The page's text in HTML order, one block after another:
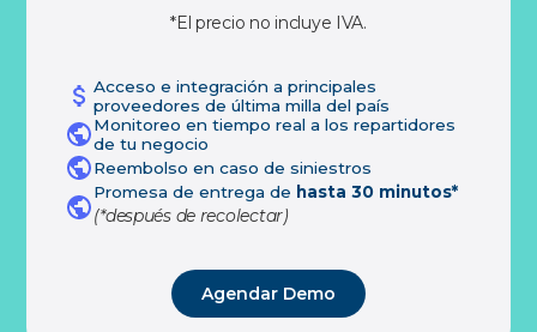
*El precio no incluye IVA.
Acceso e integración a principales
proveedores de última milla del país
Monitoreo en tiempo real a los repartidores
de tu negocio
Reembolso en caso de siniestros
Promesa de entrega de hasta 30 minutos*
(*después de recolectar)
Agendar Demo